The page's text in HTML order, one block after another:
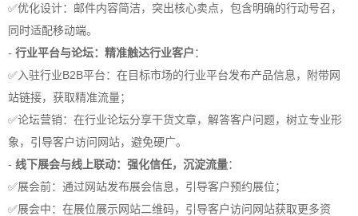
✅优化设计：邮件内容简洁，突出核心卖点，包含明确的行动号召，
同时适配移动端。
- 行业平台与论坛：精准触达行业客户：
✅入驻行业B2B平台：在目标市场的行业平台发布产品信息，附带网
站链接，获取精准流量；
✅论坛营销：在行业论坛分享干货文章，解答客户问题，树立专业形
象，引导客户访问网站，避免硬广。
- 线下展会与线上联动：强化信任，沉淀流量：
✅展会前：通过网站发布展会信息，引导客户预约展位；
✅展会中：在展位展示网站二维码，引导客户访问网站获取更多资